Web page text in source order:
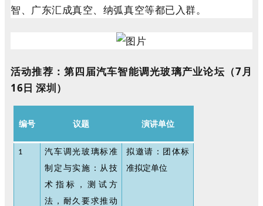
智、广东汇成真空、纳弧真空等都已入群。
活动推荐：第四届汽车智能调光玻璃产业论坛（7月
16日 深圳）
编号 议题 演讲单位
1
汽车调光玻璃标准
制定与实施：从技
术指标，测试方
法，耐久要求推动
拟邀请：团体标
准拟定单位